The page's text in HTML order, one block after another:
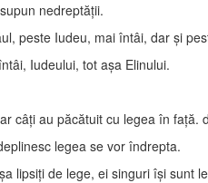
nedreptăţii.
peste Iudeu, mai întâi, dar şi
Iudeului, tot aşa Elinului.
câţi au păcătuit cu legea în faţă.
legea se vor îndrepta.
lipsiţi de lege, ei singuri îşi sunt